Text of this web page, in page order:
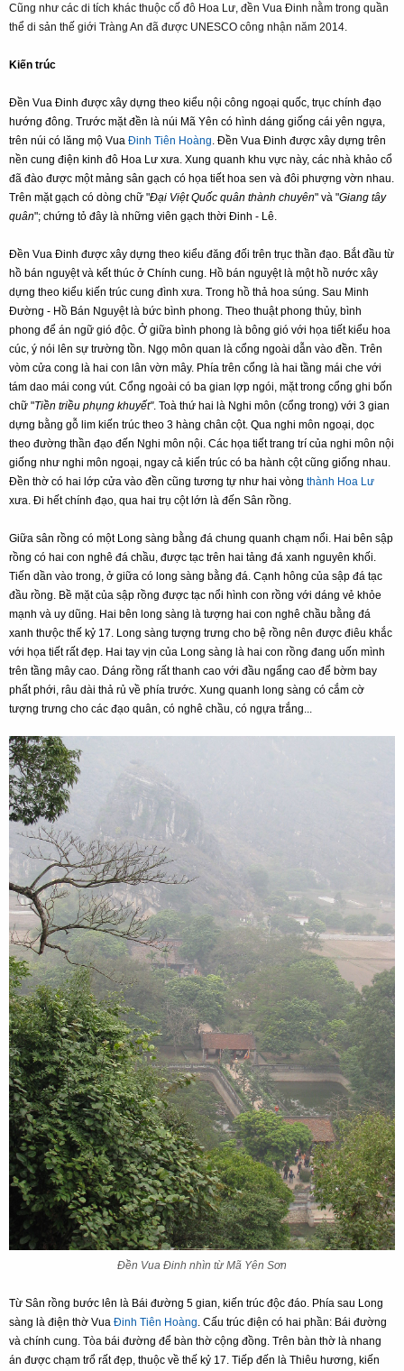
Cũng như các di tích khác thuộc cố đô Hoa Lư, đền Vua Đinh nằm trong quần
thể di sản thế giới Tràng An đã được UNESCO công nhận năm 2014.
Kiến trúc
Đền Vua Đinh được xây dựng theo kiểu nội công ngoại quốc, trục chính đạo
hướng đông. Trước mặt đền là núi Mã Yên có hình dáng giống cái yên ngựa,
trên núi có lăng mộ Vua Đinh Tiên Hoàng . Đền Vua Đinh được xây dựng trên
nền cung điện kinh đô Hoa Lư xưa. Xung quanh khu vực này, các nhà khảo cổ
đã đào được một mảng sân gạch có họa tiết hoa sen và đôi phượng vờn nhau.
Trên mặt gạch có dòng chữ "Đại Việt Quốc quân thành chuyên" và "Giang tây
quân"; chứng tỏ đây là những viên gạch thời Đinh - Lê.
Đền Vua Đinh được xây dựng theo kiểu đăng đối trên trục thần đạo. Bắt đầu từ
hồ bán nguyệt và kết thúc ở Chính cung. Hồ bán nguyệt là một hồ nước xây
dựng theo kiểu kiến trúc cung đình xưa. Trong hồ thả hoa súng. Sau Minh
Đường - Hồ Bán Nguyệt là bức bình phong. Theo thuật phong thủy, bình
phong để án ngữ gió độc. Ở giữa bình phong là bông gió với họa tiết kiểu hoa
cúc, ý nói lên sự trường tồn. Ngọ môn quan là cổng ngoài dẫn vào đền. Trên
vòm cửa cong là hai con lân vờn mây. Phía trên cổng là hai tầng mái che với
tám dao mái cong vút. Cổng ngoài có ba gian lợp ngói, mặt trong cổng ghi bốn
chữ "Tiền triều phụng khuyết". Toà thứ hai là Nghi môn (cổng trong) với 3 gian
dựng bằng gỗ lim kiến trúc theo 3 hàng chân cột. Qua nghi môn ngoại, dọc
theo đường thần đạo đến Nghi môn nội. Các họa tiết trang trí của nghi môn nội
giống như nghi môn ngoại, ngay cả kiến trúc có ba hành cột cũng giống nhau.
Đền thờ có hai lớp cửa vào đền cũng tương tự như hai vòng thành Hoa Lư
xưa. Đi hết chính đạo, qua hai trụ cột lớn là đến Sân rồng.
Giữa sân rồng có một Long sàng bằng đá chung quanh chạm nổi. Hai bên sập
rồng có hai con nghê đá chầu, được tạc trên hai tảng đá xanh nguyên khối.
Tiến dần vào trong, ở giữa có long sàng bằng đá. Cạnh hông của sập đá tạc
đầu rồng. Bề mặt của sập rồng được tạc nổi hình con rồng với dáng vẻ khỏe
mạnh và uy dũng. Hai bên long sàng là tượng hai con nghê chầu bằng đá
xanh thưộc thế kỷ 17. Long sàng tượng trưng cho bệ rồng nên được điêu khắc
với họa tiết rất đẹp. Hai tay vịn của Long sàng là hai con rồng đang uốn mình
trên tầng mây cao. Dáng rồng rất thanh cao với đầu ngẩng cao để bờm bay
phất phới, râu dài thả rủ về phía trước. Xung quanh long sàng có cắm cờ
tượng trưng cho các đạo quân, có nghê chầu, có ngựa trắng...
Đền Vua Đinh nhìn từ Mã Yên Sơn
Từ Sân rồng bước lên là Bái đường 5 gian, kiến trúc độc đáo. Phía sau Long
sàng là điện thờ Vua Đinh Tiên Hoàng. Cấu trúc điện có hai phần: Bái đường
và chính cung. Tòa bái đường để bàn thờ cộng đồng. Trên bàn thờ là nhang
án được chạm trổ rất đẹp, thuộc về thế kỷ 17. Tiếp đến là Thiêu hương, kiến